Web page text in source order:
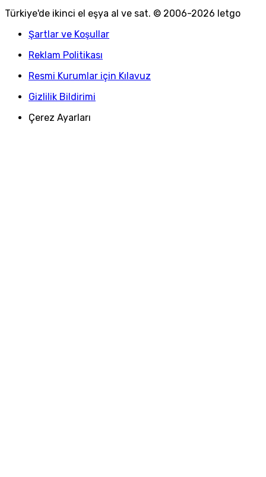
Türkiye'de ikinci el eşya al ve sat. © 2006-2026 letgo
Şartlar ve Koşullar
Reklam Politikası
Resmi Kurumlar için Kılavuz
Gizlilik Bildirimi
Çerez Ayarları